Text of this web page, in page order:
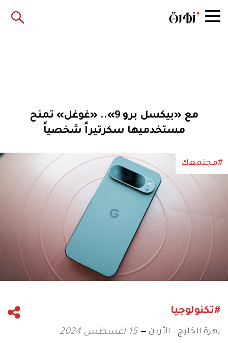
مع «بيكسل برو 9».. «غوغل» تمنح
مستخدميها سكرتيراً شخصياً
#مجتمعك
#تكنولوجيا
زهرة الخليج - الأردن 15 أغسطس 2024